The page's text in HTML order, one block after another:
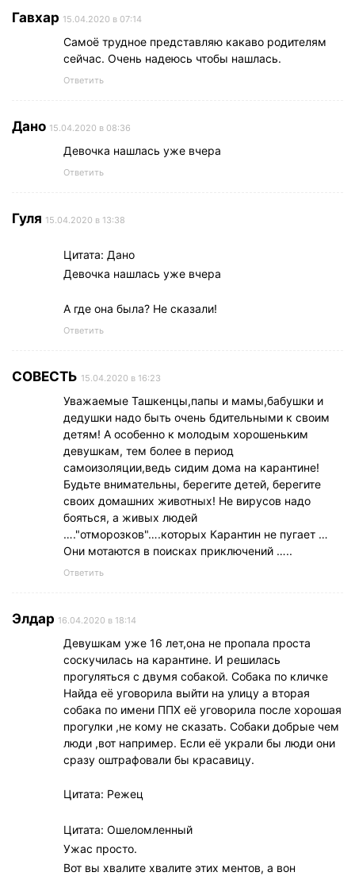
Гавхар 15.04.2020 в 07:14
Самоё трудное представляю какаво родителям
сейчас. Очень надеюсь чтобы нашлась.
Ответить
Дано 15.04.2020 в 08:36
Девочка нашлась уже вчера
Ответить
Гуля 15.04.2020 в 13:38
Цитата: Дано
Девочка нашлась уже вчера
А где она была? Не сказали!
Ответить
СОВЕСТЬ 15.04.2020 в 16:23
Уважаемые Ташкенцы,папы и мамы,бабушки и
дедушки надо быть очень бдительными к своим
детям! А особенно к молодым хорошеньким
девушкам, тем более в период
самоизоляции,ведь сидим дома на карантине!
Будьте внимательны, берегите детей, берегите
своих домашних животных! Не вирусов надо
бояться, а живых людей
…."отморозков"….которых Карантин не пугает …
Они мотаются в поисках приключений …..
Ответить
Элдар 16.04.2020 в 18:14
Девушкам уже 16 лет,она не пропала проста
соскучилась на карантине. И решилась
прогуляться с двумя собакой. Собака по кличке
Найда её уговорила выйти на улицу а вторая
собака по имени ППХ её уговорила после хорошая
прогулки ,не кому не сказать. Собаки добрые чем
люди ,вот например. Если её украли бы люди они
сразу оштрафовали бы красавицу.
Цитата: Режец
Цитата: Ошеломленный
Ужас просто.
Вот вы хвалите хвалите этих ментов, а вон